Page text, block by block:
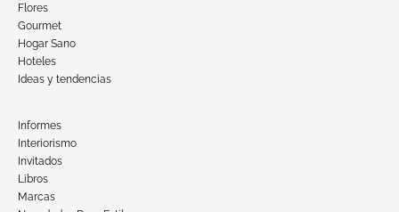
Flores
Gourmet
Hogar Sano
Hoteles
Ideas y tendencias
Informes
Interiorismo
Invitados
Libros
Marcas